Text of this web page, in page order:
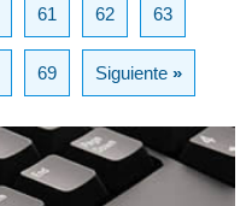
61 62 63
69 Siguiente»